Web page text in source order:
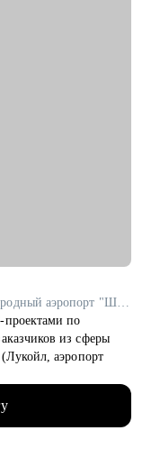
Руководитель ИТ-проектов в Международный аэропорт "Шереметьево" / ex-Лукойл
по
из сферы
(Лукойл, аэропорт
ИТ-проектов по
бизнеса и внедрения